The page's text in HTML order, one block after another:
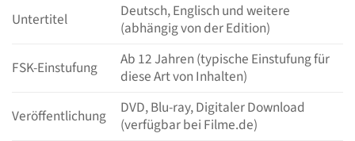
Untertitel
Deutsch, Englisch und weitere
(abhängig von der Edition)
FSK-Einstufung
Ab 12 Jahren (typische Einstufung für
diese Art von Inhalten)
Veröffentlichung
DVD, Blu-ray, Digitaler Download
(verfügbar bei Filme.de)